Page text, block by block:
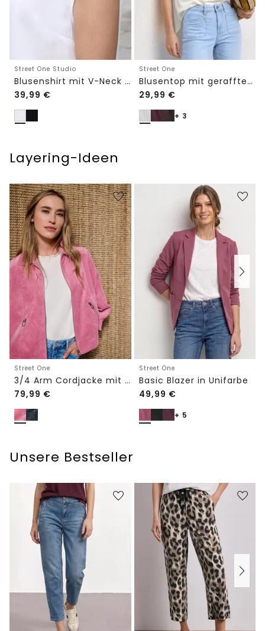
Street One Studio
Blusenshirt mit V-Neck und Spitze
39,99 €
Street One
Blusentop mit gerafftem Rundhals
29,99 €
+ 3
Layering-Ideen
Street One
3/4 Arm Cordjacke mit Hemdkragen
79,99 €
Street One
Basic Blazer in Unifarbe
49,99 €
+ 5
Unsere Bestseller